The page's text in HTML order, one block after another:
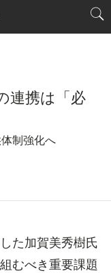
連携は「必
制強化へ
た加賀美秀樹氏
むべき重要課題